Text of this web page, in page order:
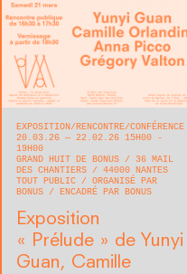
EXPOSITION
RENCONTRE/CONFÉRENCE
20.03.26 — 22.02.26 15H00 -
19H00
GRAND HUIT DE BONUS
36 MAIL
DES CHANTIERS
44000 NANTES
TOUT PUBLIC
ORGANISÉ PAR
BONUS
ENCADRÉ PAR BONUS
Exposition
« Prélude » de Yunyi
Guan, Camille